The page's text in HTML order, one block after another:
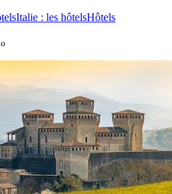
Italie : les hôtelsHôtels